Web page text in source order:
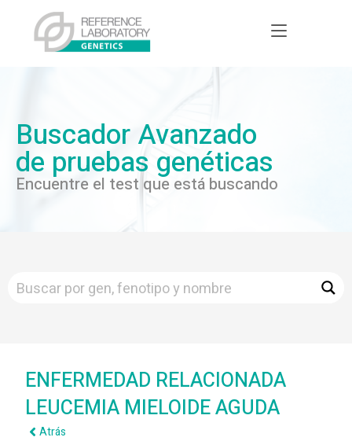
Buscador Avanzado
de pruebas genéticas
Encuentre el test que está buscando
ENFERMEDAD RELACIONADA
LEUCEMIA MIELOIDE AGUDA
Atrás